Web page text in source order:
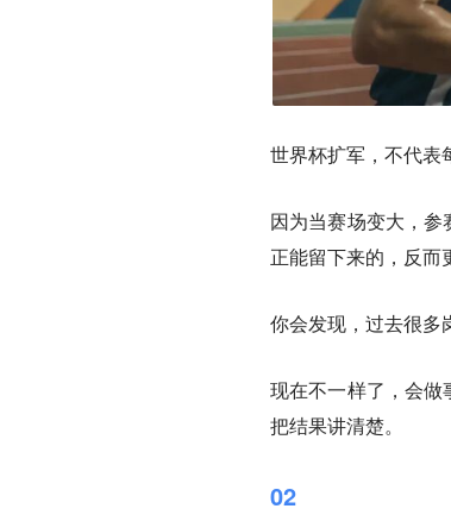
世界杯扩军，不代表
因为当赛场变大，
正能留下来的，反而
你会发现，过去很多
现在不一样了，会
把结果讲清楚。
02